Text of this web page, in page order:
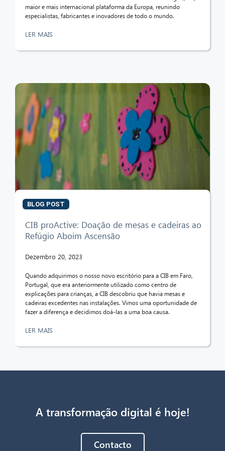
maior e mais internacional plataforma da Europa, reunindo
especialistas, fabricantes e inovadores de todo o mundo.
LER MAIS
BLOG POST
CIB proActive: Doação de mesas e cadeiras ao
Refúgio Aboim Ascensão
Dezembro 20, 2023
Quando adquirimos o nosso novo escritório para a CIB em Faro,
Portugal, que era anteriormente utilizado como centro de
explicações para crianças, a CIB descobriu que havia mesas e
cadeiras excedentes nas instalações. Vimos uma oportunidade de
fazer a diferença e decidimos doá-las a uma boa causa.
LER MAIS
A transformação digital é hoje!
Contacto